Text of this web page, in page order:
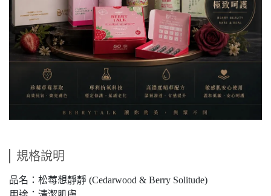
規格說明
品名：松莓想靜靜 (Cedarwood & Berry Solitude)